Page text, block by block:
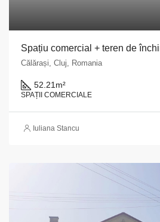
Călărași, Cluj, Romania
52.21 m²
SPAȚII COMERCIALE
Iuliana Stancu